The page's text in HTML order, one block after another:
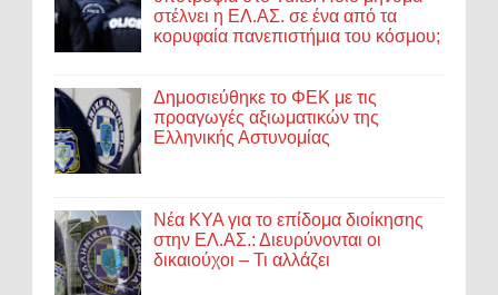
στέλνει η ΕΛ.ΑΣ. σε ένα από τα
κορυφαία πανεπιστήμια του κόσμου;
Δημοσιεύθηκε το ΦΕΚ με τις
προαγωγές αξιωματικών της
Ελληνικής Αστυνομίας
Νέα ΚΥΑ για το επίδομα διοίκησης
στην ΕΛ.ΑΣ.: Διευρύνονται οι
δικαιούχοι – Τι αλλάζει